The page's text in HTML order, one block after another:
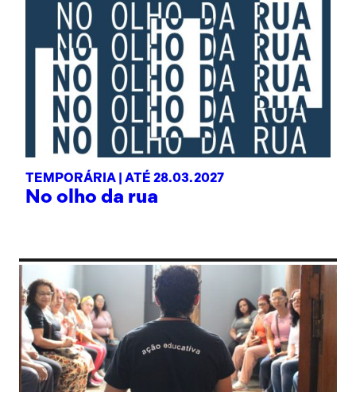
TEMPORÁRIA | ATÉ 28.03.2027
No olho da rua